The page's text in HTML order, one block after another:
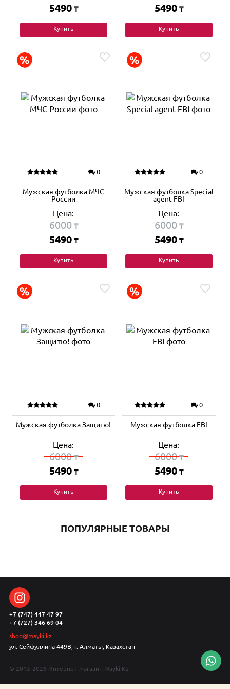
5490 ₸
Купить
5490 ₸
Купить
0
Мужская футболка МЧС
России
Цена:
6000₸
5490 ₸
Купить
0
Мужская футболка Special
agent FBI
Цена:
6000₸
5490 ₸
Купить
0
Мужская футболка Защитю!
Цена:
6000₸
5490 ₸
Купить
0
Мужская футболка FBI
Цена:
6000₸
5490 ₸
Купить
ПОПУЛЯРНЫЕ ТОВАРЫ
+7 (747) 447 47 97
+7 (727) 346 69 04
shop@mayki.kz
ул. Сейфуллина 449В, г. Алматы, Казахстан
© 2013-2026 Интернет-магазин Mayki.Kz